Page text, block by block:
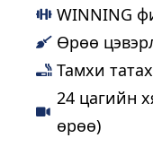
WINNING
Өрөө
Тамхи
24 цагийн
өрөө)